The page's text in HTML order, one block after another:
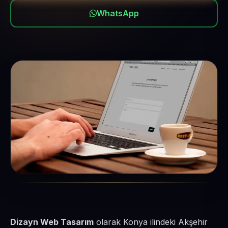
WhatsApp
Dizayn Web Tasarım olarak Konya ilindeki Akşehir